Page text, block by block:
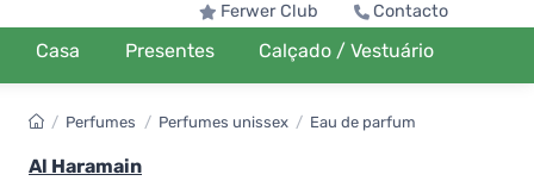
Ferwer Club Contacto
Casa Presentes Calçado / Vestuário
/ Perfumes / Perfumes unissex / Eau de parfum
Al Haramain